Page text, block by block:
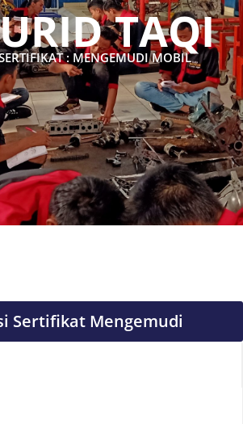
TAQI
: MENGEMUDI MOBIL
Sertifikat Mengemudi